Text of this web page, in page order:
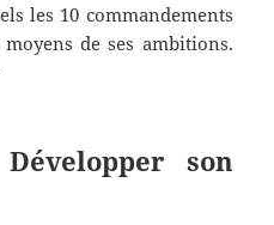
les 10 commandements
de ses ambitions.
son